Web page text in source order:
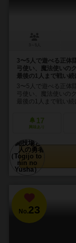
3〜5人で遊べる正体
弓使い、魔法使いの
最後の1人まで戦い
3〜5人で遊べる正体
弓使い、魔法使いの
最後の1人まで戦い
17
興味あり
No.23